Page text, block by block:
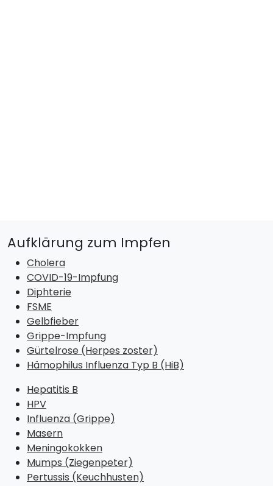
Aufklärung zum Impfen
Cholera
COVID-19-Impfung
Diphterie
FSME
Gelbfieber
Grippe-Impfung
Gürtelrose (Herpes zoster)
Hämophilus Influenza Typ B (HiB)
Hepatitis B
HPV
Influenza (Grippe)
Masern
Meningokokken
Mumps (Ziegenpeter)
Pertussis (Keuchhusten)